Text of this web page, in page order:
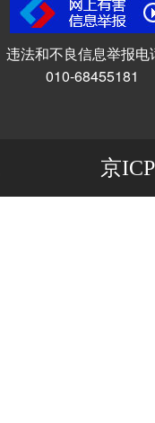
违法和不良信息举报电
010-68455181
京